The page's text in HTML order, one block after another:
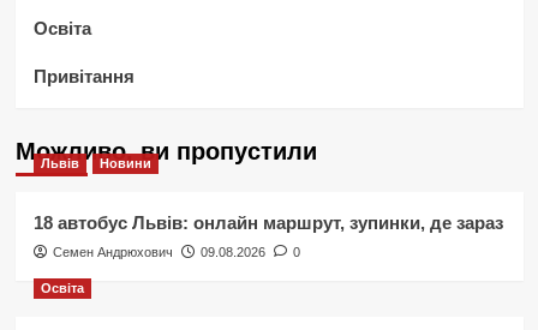
Освіта
Привітання
Можливо, ви пропустили
Львів Новини
18 автобус Львів: онлайн маршрут, зупинки, де зараз
Семен Андрюхович 09.08.2026 0
Освіта